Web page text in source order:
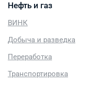
Нефть и газ
ВИНК
Добыча и разведка
Переработка
Транспортировка